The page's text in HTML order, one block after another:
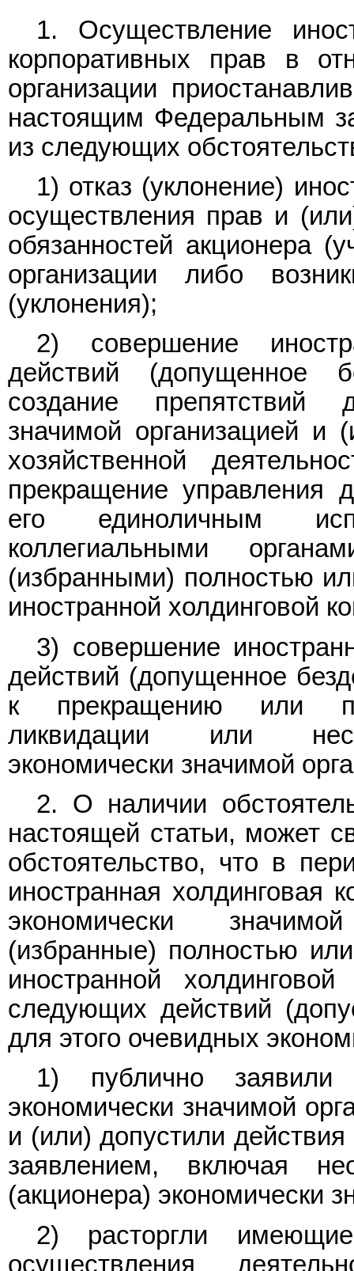
1. Осуществление
корпоративных прав в
организации
настоящим Федеральным
из следующих
1) отказ (уклонение)
осуществления прав и
обязанностей акционера
организации либо
(уклонения);
2) совершение
действий (допущенное
создание препятствий
значимой организацией
хозяйственной
прекращение управления
его единоличным
коллегиальными
(избранными) полностью
иностранной холдинговой
3) совершение
действий (допущенное
к прекращению или
ликвидации или
экономически значимой
2. О наличии
настоящей статьи, может
обстоятельство, что в
иностранная холдинговая
экономически
(избранные) полностью
иностранной
следующих действий
для этого очевидных
1) публично заявили
экономически значимой
и (или) допустили
заявлением, включая
(акционера) экономически
2) расторгли
осуществления